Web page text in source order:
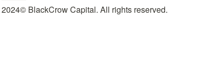
2024© BlackCrow Capital. All rights reserved.